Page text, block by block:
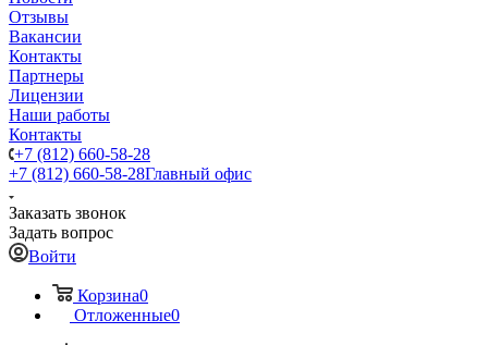
Отзывы
Вакансии
Контакты
Партнеры
Лицензии
Наши работы
Контакты
+7 (812) 660-58-28
+7 (812) 660-58-28Главный офис
Заказать звонок
Задать вопрос
Войти
Корзина0
Отложенные0